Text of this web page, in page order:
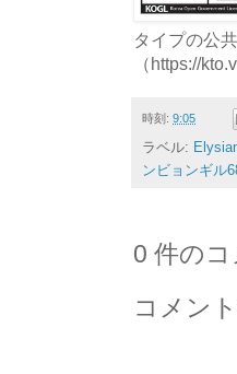
タイプの公
（https://
時刻: 9:05
ラベル:
ンビョンギル
0 件の
コメン